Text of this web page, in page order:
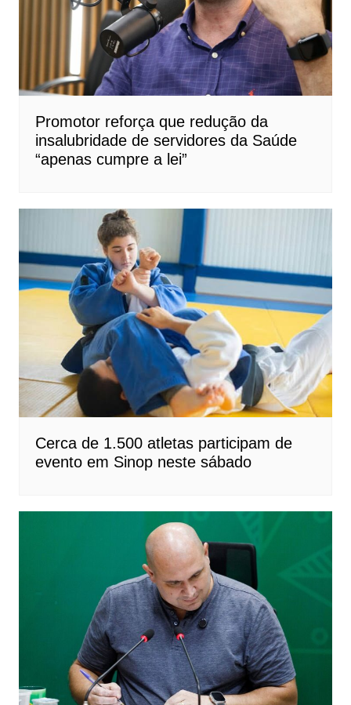
Promotor reforça que redução da
insalubridade de servidores da Saúde
“apenas cumpre a lei”
Cerca de 1.500 atletas participam de
evento em Sinop neste sábado